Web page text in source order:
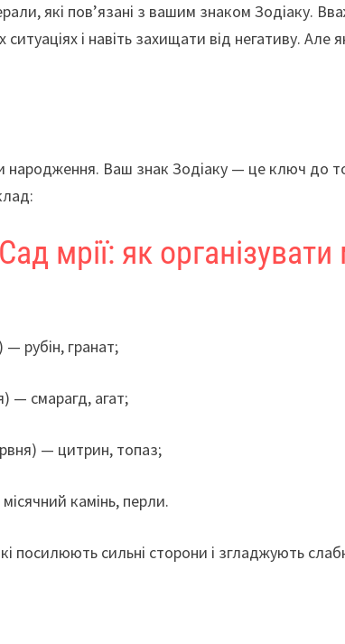
які пов’язані з вашим знаком Зодіаку.
і навіть захищати від негативу. Але
народження. Ваш знак Зодіаку — це ключ до
Сад мрії: як
рубін, гранат;
— смарагд, агат;
— цитрин, топаз;
камінь, перли.
посилюють сильні сторони і згладжують